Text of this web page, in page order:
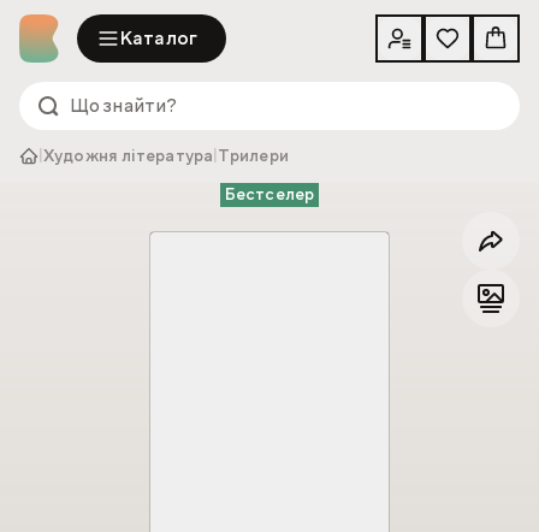
Каталог
|Художня література Трилери
Бестселер